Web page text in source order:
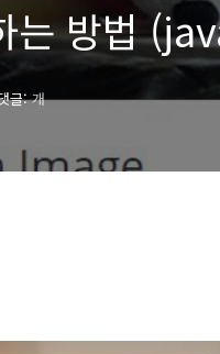
는 방법
글:개